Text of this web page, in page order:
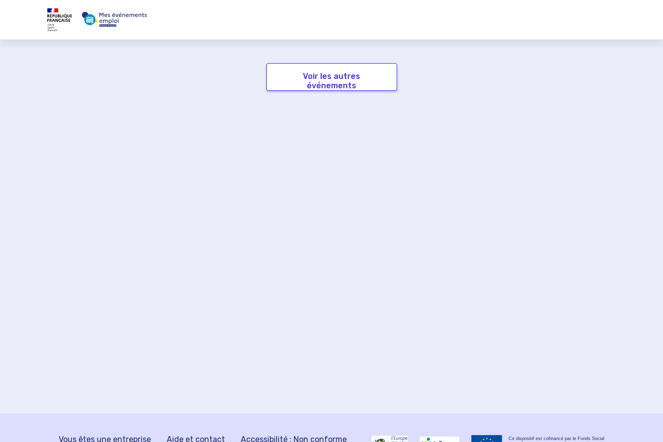
Voir les autres
événements
Vous êtes une entreprise Aide et contact Accessibilité : Non conforme
Ce dispositif est cofinancé par le Fonds Social